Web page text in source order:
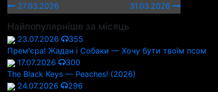
27.03.2026
31.03.2026
Найпопулярніше за місяць
23.07.2026
355
Прем'єра! Жадан і Собаки — Хочу бути твоїм псом
17.07.2026
300
The Black Keys — Peaches! (2026)
24.07.2026
296